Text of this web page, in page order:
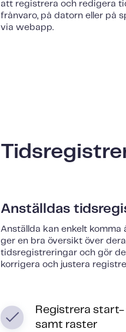
att registrera och redigera
frånvaro, på datorn eller på
via webapp.
Anställdas
Anställda kan enkelt komma
ger en bra översikt över
tidsregistreringar och gör
korrigera och justera
Registrera start-
samt raster